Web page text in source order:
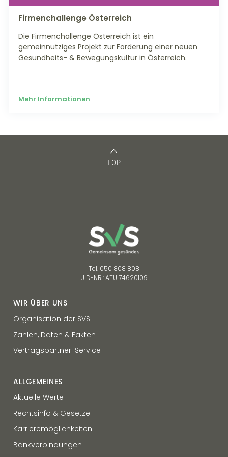
Firmenchallenge Österreich
Die Firmenchallenge Österreich ist ein
gemeinnütziges Projekt zur Förderung einer neuen
Gesundheits- & Bewegungskultur in Österreich.
Mehr Informationen
TOP
Tel. 050 808 808
UID-NR.: ATU 74620109
WIR ÜBER UNS
Organisation der SVS
Zahlen, Daten & Fakten
Vertragspartner-Service
ALLGEMEINES
Aktuelle Werte
Rechtsinfo & Gesetze
Karrieremöglichkeiten
Bankverbindungen